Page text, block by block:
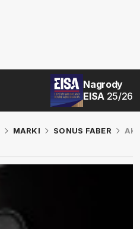
Nagrody
EISA 25/26
MARKI SONUS FABER